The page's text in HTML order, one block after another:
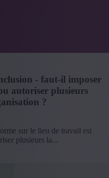
- faut-il imposer
autoriser plusieurs
?
sur le lieu de travail est
plusieurs la...